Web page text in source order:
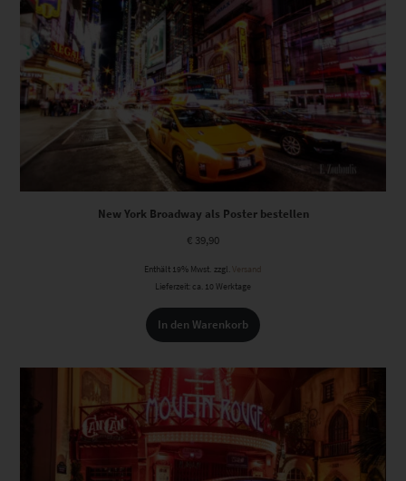
New York Broadway als Poster bestellen
€ 39,90
Enthält 19% Mwst. zzgl.
Versand
Lieferzeit: ca. 10 Werktage
In den Warenkorb